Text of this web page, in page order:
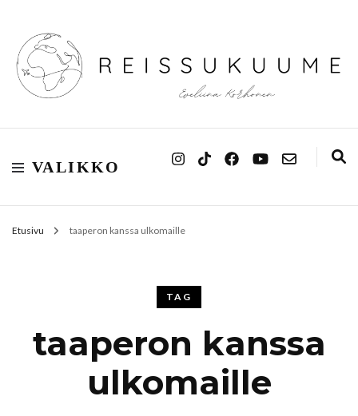
Reissukuume
VALIKKO
Etusivu taaperon kanssa ulkomaille
TAG
taaperon kanssa
ulkomaille